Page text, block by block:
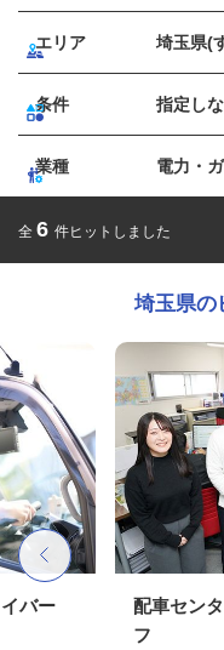
エリア 埼玉県(
条件 指定し
業種 電力・
全 6 件ヒットしました
埼玉県の
バー
配車セン
フ